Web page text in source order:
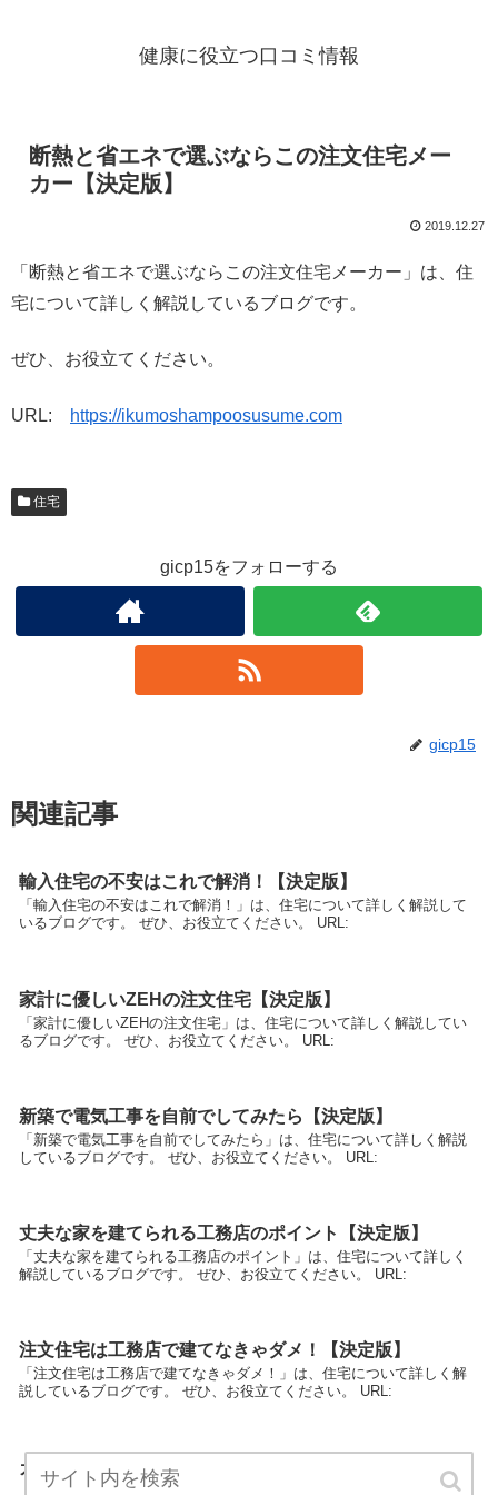
健康に役立つ口コミ情報
断熱と省エネで選ぶならこの注文住宅メー
カー【決定版】
2019.12.27
「断熱と省エネで選ぶならこの注文住宅メーカー」は、住
宅について詳しく解説しているブログです。
ぜひ、お役立てください。
URL: https://ikumoshampoosusume.com
住宅
gicp15をフォローする
gicp15
関連記事
輸入住宅の不安はこれで解消！【決定版】
「輸入住宅の不安はこれで解消！」は、住宅について詳しく解説して
いるブログです。 ぜひ、お役立てください。 URL:
家計に優しいZEHの注文住宅【決定版】
「家計に優しいZEHの注文住宅」は、住宅について詳しく解説してい
るブログです。 ぜひ、お役立てください。 URL:
新築で電気工事を自前でしてみたら【決定版】
「新築で電気工事を自前でしてみたら」は、住宅について詳しく解説
しているブログです。 ぜひ、お役立てください。 URL:
丈夫な家を建てられる工務店のポイント【決定版】
「丈夫な家を建てられる工務店のポイント」は、住宅について詳しく
解説しているブログです。 ぜひ、お役立てください。 URL:
注文住宅は工務店で建てなきゃダメ！【決定版】
「注文住宅は工務店で建てなきゃダメ！」は、住宅について詳しく解
説しているブログです。 ぜひ、お役立てください。 URL:
ガレージで車イジリをしたくて注文住宅【決定版】
「ガレージで車イジリをしたくて注文住宅」は、住宅について詳しく